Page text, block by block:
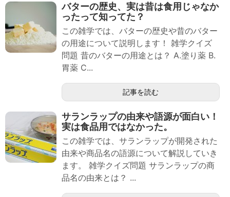
バターの歴史、実は昔は食用じゃなか
ったって知ってた？
この雑学では、バターの歴史や昔のバター
の用途について説明します！ 雑学クイズ
問題 昔のバターの用途とは？ A.塗り薬 B.
胃薬 C...
記事を読む
サランラップの由来や語源が面白い！
実は食品用ではなかった。
この雑学では、サランラップが開発された
由来や商品名の語源について解説していき
ます。 雑学クイズ問題 サランラップの商
品名の由来とは？ ...